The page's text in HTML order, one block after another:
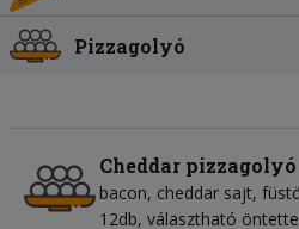
Pizzagolyó
Cheddar pizzagolyó
bacon cheddar sajt
12db, választható